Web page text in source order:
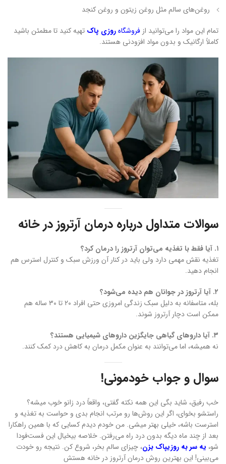
روغن‌های سالم مثل روغن زیتون و روغن کنجد
تمام این مواد را می‌توانید از فروشگاهروزی پاک تهیه کنید تا مطمئن باشید
کاملاً ارگانیک و بدون مواد افزودنی هستند.
سوالات متداول درباره درمان آرتروز در خانه
۱. آیا فقط با تغذیه می‌توان آرتروز را درمان کرد؟
تغذیه نقش مهمی دارد ولی باید در کنار آن ورزش سبک و کنترل استرس هم
انجام دهید.
۲. آیا آرتروز در جوانان هم دیده می‌شود؟
بله، متاسفانه به دلیل سبک زندگی امروزی حتی افراد ۲۰ تا ۳۰ ساله هم
ممکن است دچار آرتروز شوند.
۳. آیا داروهای گیاهی جایگزین داروهای شیمیایی هستند؟
نه همیشه، اما می‌توانند به عنوان مکمل درمان به کاهش درد کمک کنند.
سوال و جواب خودمونی!
خب رفیق، شاید بگی این همه نکته گفتی، واقعاً درد زانو خوب میشه؟
راستشو بخوای، اگر این روش‌ها رو مرتب انجام بدی و حواست به تغذیه و
استرست باشه، خیلی بهتر میشی. من خودم دیدم کسایی که با همین راهکارا
بعد از چند ماه دیگه بدون درد راه می‌رفتن. خلاصه بیخیال این فست‌فودا
شو، یه سر به روزیپاک بزن، چیزای سالم بخر، شروع کن. نتیجه رو خودت
می‌بینی! این بهترین روش درمان آرتروز در خانه هستش